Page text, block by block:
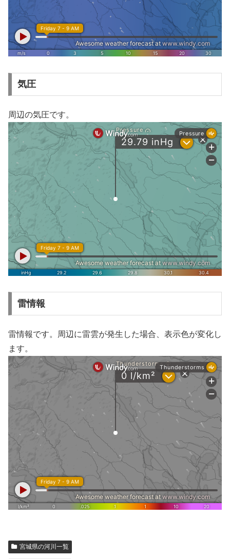
気圧
周辺の気圧です。
雷情報
雷情報です。周辺に雷雲が発生した場合、表示色が変化し
ます。
宮城県の河川一覧